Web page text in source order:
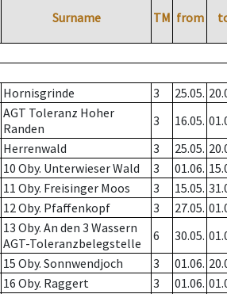
Surname TM from
Hornisgrinde 3 25.05.
AGT Toleranz Hoher
Randen
3 16.05.
Herrenwald 3 25.05.
10 Oby. Unterwieser Wald 3 01.06.
11 Oby. Freisinger Moos 3 15.05.
12 Oby. Pfaffenkopf 3 27.05.
13 Oby. An den 3 Wassern
AGT-Toleranzbelegstelle
6 30.05.
15 Oby. Sonnwendjoch 3 01.06.
16 Oby. Raggert 3 01.06.